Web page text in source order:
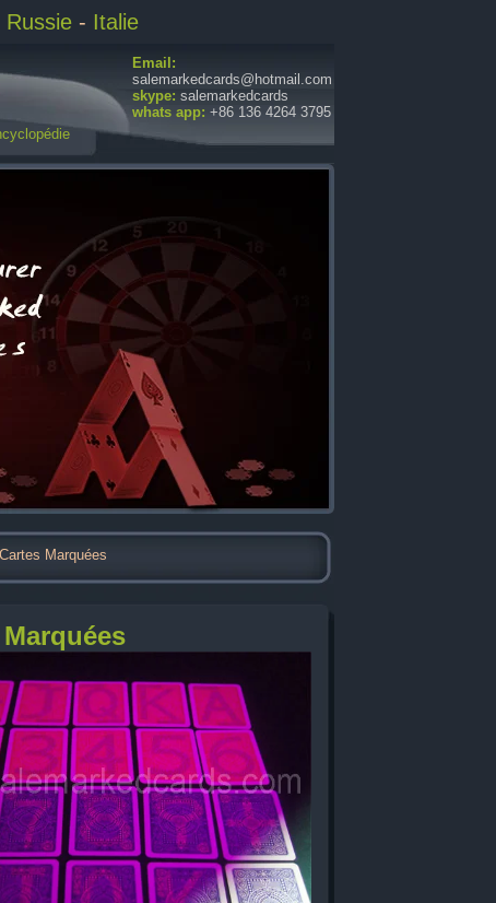
Russie - Italie
Email:
salemarkedcards@hotmail.com
skype: salemarkedcards
whats app: +86 136 4264 3795
Marquées